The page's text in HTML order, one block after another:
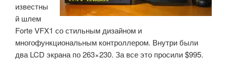
известны
й шлем
Forte VFX1 со стильным дизайном и
многофункциональным контроллером. Внутри были
два LCD экрана по 263×230. За все это просили $995.